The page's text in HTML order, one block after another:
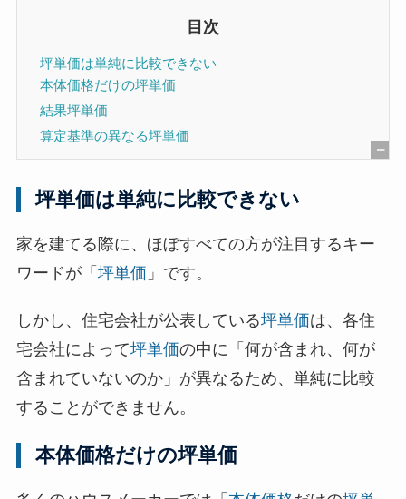
目次
[
示
坪単価は単純に比較できない
本体価格だけの坪単価
結果坪単価
算定基準の異なる坪単価
坪単価は単純に比較できない
家を建てる際に、ほぼすべての方が注目するキー
ワードが「 坪単価 」です。
しかし、住宅会社が公表している坪単価は、各住
宅会社によって坪単価の中に「何が含まれ、何が
含まれていないのか」が異なるため、単純に比較
することができません。
本体価格だけの坪単価